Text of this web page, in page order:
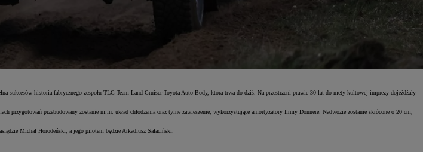
sukcesów historia fabrycznego zespołu TLC Team Land Cruiser Toyota Auto Body, która trwa do dziś. Na przestrzeni prawie 30 lat do mety kultowej imprezy dojeżdżały
przebudowany zostanie m.in. układ chłodzenia oraz tylne zawieszenie, wykorzystujące amortyzatory firmy Donnere. Nadwozie zostanie skrócone o 20 cm,
Michał Horodeński, a jego pilotem będzie Arkadiusz Sałaciński.